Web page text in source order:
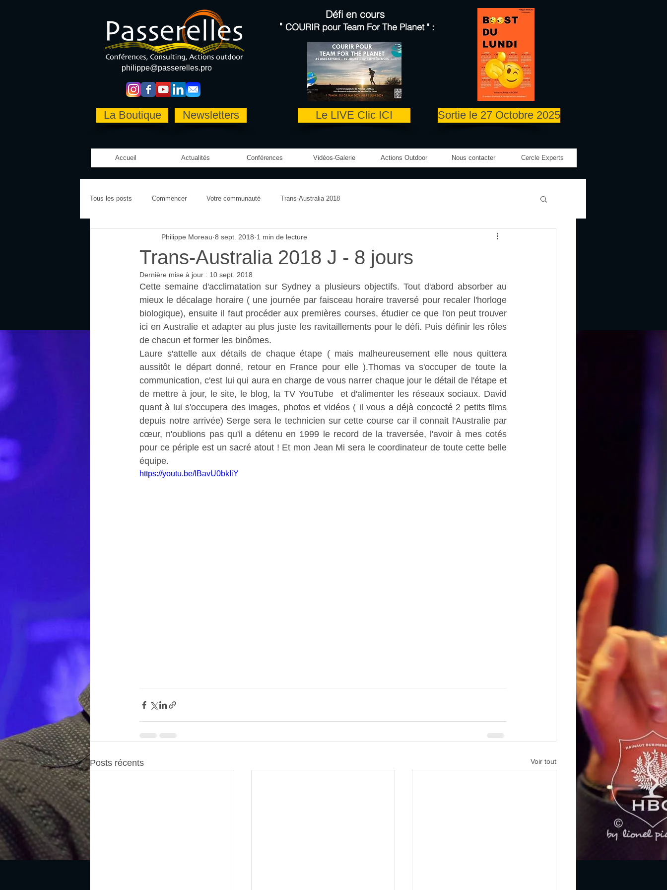
philippe@passerelles.pro
La Boutique Newsletters
Défi en cours
" COURIR pourTeam For The Planet":
Le LIVE Clic ICI Sortie le 27 Octobre 2025
Accueil Actualités Conférences Vidéos-Galerie Actions Outdoor Nous contacter Cercle Experts
Tous les posts Commencer Votre communauté Trans-Australia 2018
Trans-Australia 2018 J - 8 jours
Philippe Moreau 8 sept. 2018 1 min de lecture
Dernière mise à jour : 10 sept. 2018
Cette semaine d'acclimatation sur Sydney a plusieurs objectifs. Tout d'abord absorber au
mieux le décalage horaire ( une journée par faisceau horaire traversé pour recaler l'horloge
biologique), ensuite il faut procéder aux premières courses, étudier ce que l'on peut trouver
ici en Australie et adapter au plus juste les ravitaillements pour le défi. Puis définir les rôles
de chacun et former les binômes.
Laure s'attelle aux détails de chaque étape ( mais malheureusement elle nous quittera
aussitôt le départ donné, retour en France pour elle ).Thomas va s'occuper de toute la
communication, c'est lui qui aura en charge de vous narrer chaque jour le détail de l'étape et
de mettre à jour, le site, le blog, la TV YouTube  et d'alimenter les réseaux sociaux. David
quant à lui s'occupera des images, photos et vidéos ( il vous a déjà concocté 2 petits films
depuis notre arrivée) Serge sera le technicien sur cette course car il connait l'Australie par
cœur, n'oublions pas qu'il a détenu en 1999 le record de la traversée, l'avoir à mes cotés
pour ce périple est un sacré atout ! Et mon Jean Mi sera le coordinateur de toute cette belle
équipe.
https://youtu.be/lBavU0bkIiY
Posts récents Voir tout